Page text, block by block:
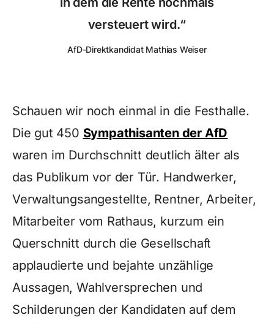
versteuert wird.“
AfD-Direktkandidat Mathias Weiser
Schauen wir noch einmal in die Festhalle.
Die gut 450 Sympathisanten der AfD
waren im Durchschnitt deutlich älter als
das Publikum vor der Tür. Handwerker,
Verwaltungsangestellte, Rentner, Arbeiter,
Mitarbeiter vom Rathaus, kurzum ein
Querschnitt durch die Gesellschaft
applaudierte und bejahte unzählige
Aussagen, Wahlversprechen und
Schilderungen der Kandidaten auf dem